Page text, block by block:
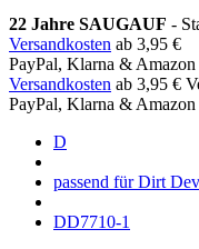
22 Jahre SAUGAUF -
Versandkosten ab 3,95 €
PayPal, Klarna & Amazon
Versandkosten ab 3,95 €
PayPal, Klarna & Amazon
D
passend für Dirt
DD7710-1